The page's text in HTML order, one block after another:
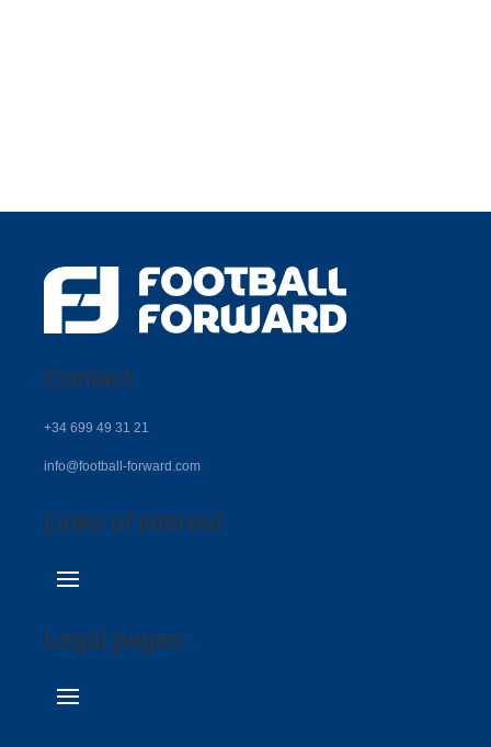
Contact
+34 699 49 31 21
info@football-forward.com
Links of interest
Legal pages